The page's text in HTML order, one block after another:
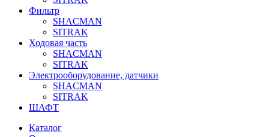
Фильтр
SHACMAN
SITRAK
Ходовая часть
SHACMAN
SITRAK
Электрооборудование, датчики
SHACMAN
SITRAK
ШАФТ
Каталог